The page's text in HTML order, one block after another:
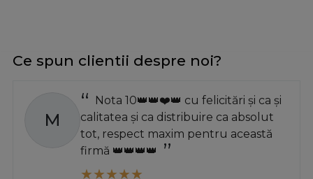
Ce spun clientii despre noi?
M
Nota 10👑👑❤️👑 cu felicitări și ca și
calitatea și ca distribuire ca absolut
tot, respect maxim pentru această
firmă 👑👑👑👑